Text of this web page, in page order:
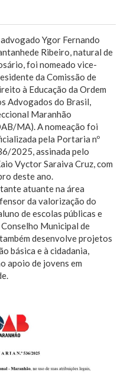
Ygor Fernando
Ribeiro, natural de
foi nomeado vice-
da Comissão de
à Educação da Ordem
Advogados do Brasil,
Maranhão
MA). A nomeação foi
pela Portaria nº
2025, assinada pelo
Vyctor Saraiva Cruz, com
deste ano.
atuante na área
da valorização do
de escolas públicas e
Municipal de
desenvolve projetos
básica e à cidadania,
apoio de jovens em